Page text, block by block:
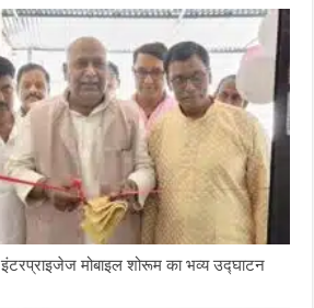
मोबाइल शोरूम का भव्य उद्घाटन